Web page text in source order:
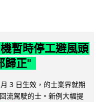
暫時停工避風頭
歸正"
3 日生效，的士業界就期
流駕駛的士。新例大幅提